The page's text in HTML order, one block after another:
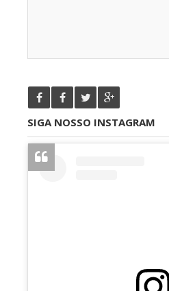
SIGA NOSSO INSTAGRAM